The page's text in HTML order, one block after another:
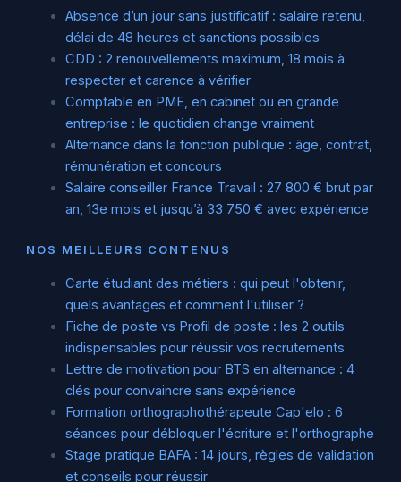
Absence d’un jour sans justificatif : salaire retenu,
délai de 48 heures et sanctions possibles
CDD : 2 renouvellements maximum, 18 mois à
respecter et carence à vérifier
Comptable en PME, en cabinet ou en grande
entreprise : le quotidien change vraiment
Alternance dans la fonction publique : âge, contrat,
rémunération et concours
Salaire conseiller France Travail : 27 800 € brut par
an, 13e mois et jusqu’à 33 750 € avec expérience
NOS MEILLEURS CONTENUS
Carte étudiant des métiers : qui peut l'obtenir,
quels avantages et comment l'utiliser ?
Fiche de poste vs Profil de poste : les 2 outils
indispensables pour réussir vos recrutements
Lettre de motivation pour BTS en alternance : 4
clés pour convaincre sans expérience
Formation orthographothérapeute Cap'elo : 6
séances pour débloquer l'écriture et l'orthographe
Stage pratique BAFA : 14 jours, règles de validation
et conseils pour réussir